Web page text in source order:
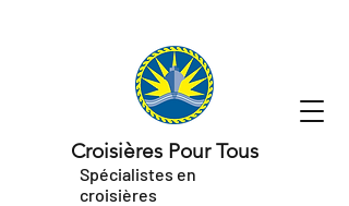
Croisières Pour Tous
Spécialistes en
croisières